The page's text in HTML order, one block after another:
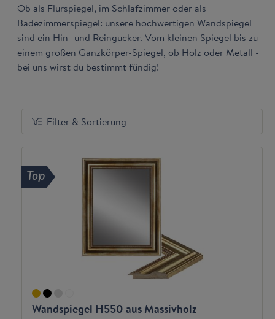
Ob als Flurspiegel, im Schlafzimmer oder als
Badezimmerspiegel: unsere hochwertigen Wandspiegel
sind ein Hin- und Reingucker. Vom kleinen Spiegel bis zu
einem großen Ganzkörper-Spiegel, ob Holz oder Metall -
bei uns wirst du bestimmt fündig!
Filter & Sortierung
Wandspiegel H550 aus Massivholz
Top